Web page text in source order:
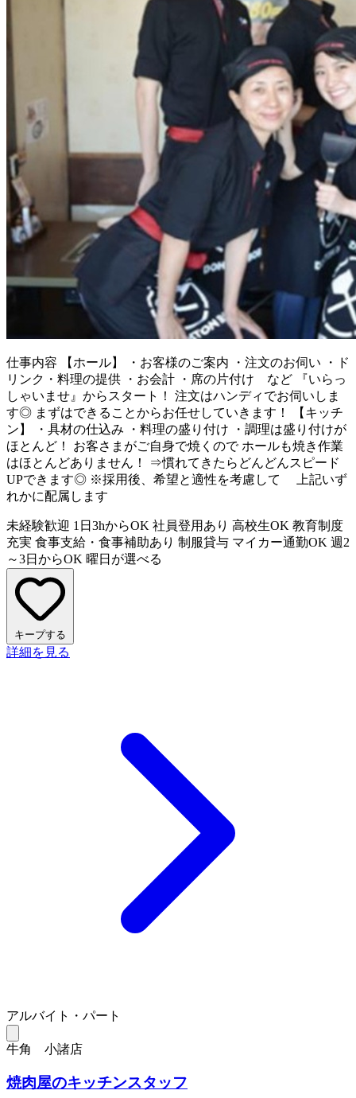
仕事内容
【ホール】 ・お客様のご案内 ・注文のお伺い ・ド
リンク・料理の提供 ・お会計 ・席の片付け など 『いらっ
しゃいませ』からスタート！ 注文はハンディでお伺いしま
す◎ まずはできることからお任せしていきます！ 【キッチ
ン】 ・具材の仕込み ・料理の盛り付け ・調理は盛り付けが
ほとんど！ お客さまがご自身で焼くので ホールも焼き作業
はほとんどありません！ ⇒慣れてきたらどんどんスピード
UPできます◎ ※採用後、希望と適性を考慮して 上記いず
れかに配属します
未経験歓迎 1日3hからOK 社員登用あり 高校生OK 教育制度
充実 食事支給・食事補助あり 制服貸与 マイカー通勤OK 週2
～3日からOK 曜日が選べる
キープする
詳細を見る
アルバイト・パート
牛角 小諸店
焼肉屋のキッチンスタッフ